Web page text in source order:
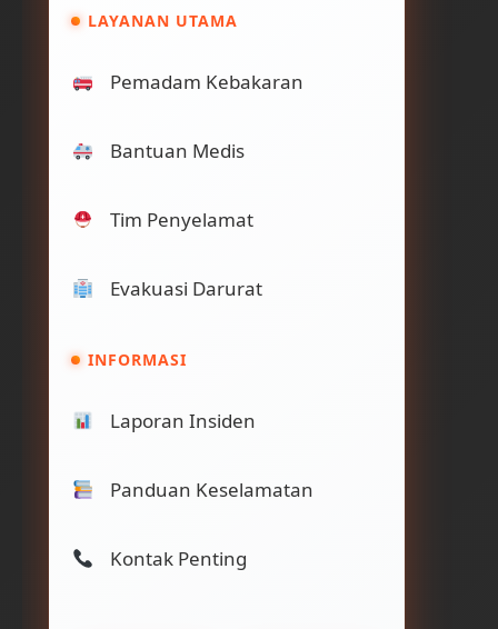
LAYANAN UTAMA
Pemadam Kebakaran
Bantuan Medis
Tim Penyelamat
Evakuasi Darurat
INFORMASI
Laporan Insiden
Panduan Keselamatan
Kontak Penting